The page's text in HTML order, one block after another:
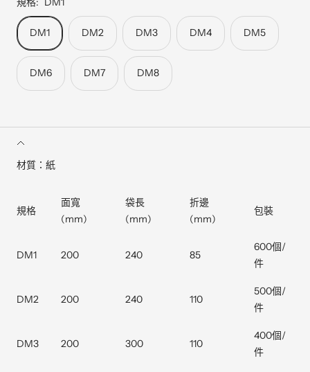
DM1 DM2 DM3 DM4 DM5
DM6 DM7 DM8
材質：紙
規格
面寬
(mm)
袋長
(mm)
折邊
(mm)
包裝
DM1 200 240 85
600個/
件
DM2 200 240 110
500個/
件
DM3 200 300 110
400個/
件